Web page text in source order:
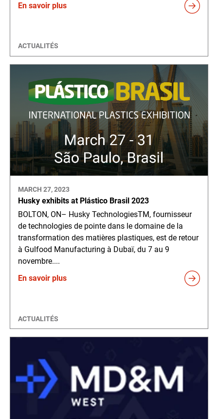
En savoir plus
ACTUALITÉS
MARCH 27, 2023
Husky exhibits at Plástico Brasil 2023
BOLTON, ON– Husky TechnologiesTM, fournisseur
de technologies de pointe dans le domaine de la
transformation des matières plastiques, est de retour
à Gulfood Manufacturing à Dubaï, du 7 au 9
novembre....
En savoir plus
ACTUALITÉS